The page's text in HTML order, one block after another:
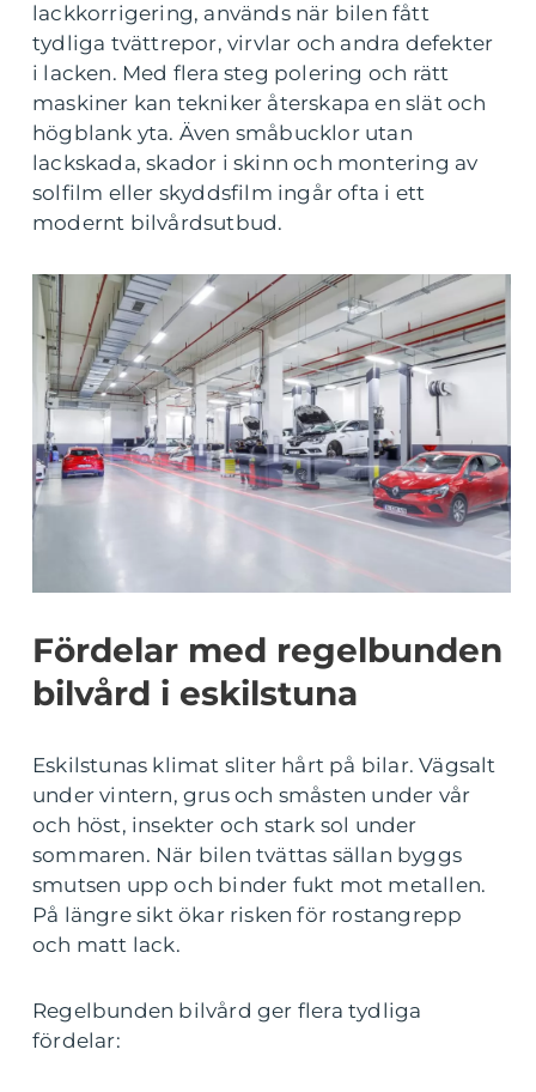
lackkorrigering, används när bilen fått
tydliga tvättrepor, virvlar och andra defekter
i lacken. Med flera steg polering och rätt
maskiner kan tekniker återskapa en slät och
högblank yta. Även småbucklor utan
lackskada, skador i skinn och montering av
solfilm eller skyddsfilm ingår ofta i ett
modernt bilvårdsutbud.
Fördelar med regelbunden
bilvård i eskilstuna
Eskilstunas klimat sliter hårt på bilar. Vägsalt
under vintern, grus och småsten under vår
och höst, insekter och stark sol under
sommaren. När bilen tvättas sällan byggs
smutsen upp och binder fukt mot metallen.
På längre sikt ökar risken för rostangrepp
och matt lack.
Regelbunden bilvård ger flera tydliga
fördelar: